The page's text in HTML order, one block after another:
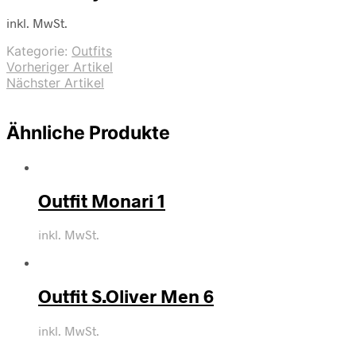
inkl. MwSt.
Kategorie: Outfits
Vorheriger Artikel
Nächster Artikel
Ähnliche Produkte
Outfit Monari 1
inkl. MwSt.
Outfit S.Oliver Men 6
inkl. MwSt.